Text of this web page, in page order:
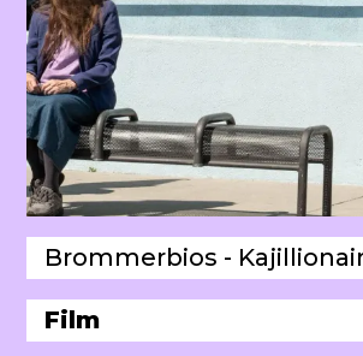
Film
Brommerbios -